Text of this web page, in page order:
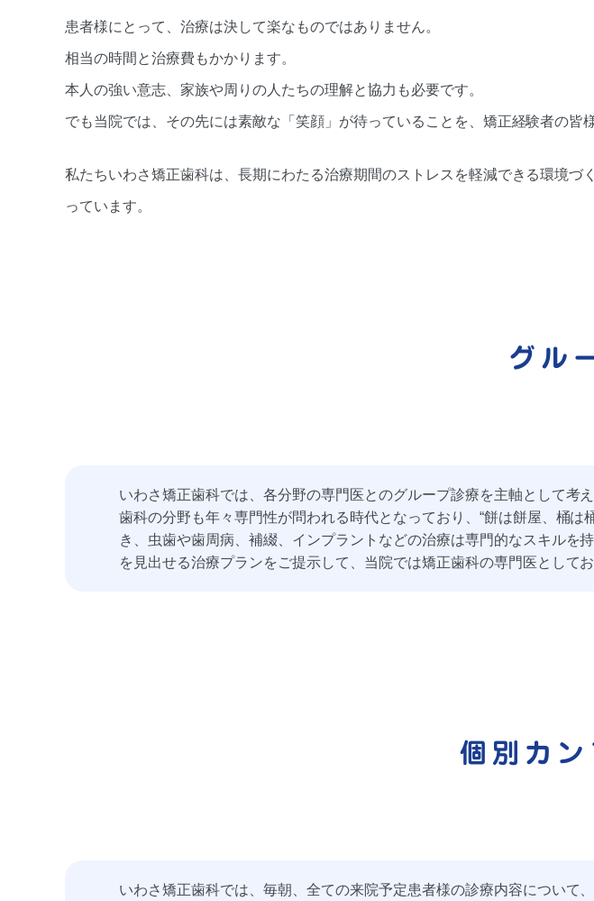
患者様にとって、治療は決して楽なものではありません。
相当の時間と治療費もかかります。
本人の強い意志、家族や周りの人たちの理解と協力も必要です。
でも当院では、その先には素敵な「笑顔」が待っていることを、矯正経験者の皆
私たちいわさ矯正歯科は、長期にわたる治療期間のストレスを軽減できる環境
っています。
グル
いわさ矯正歯科では、各分野の専門医とのグループ診療を主軸として考
歯科の分野も年々専門性が問われる時代となっており、“餅は餅屋、桶
き、虫歯や歯周病、補綴、インプラントなどの治療は専門的なスキル
を見出せる治療プランをご提示して、当院では矯正歯科の専門医として
個別カン
いわさ矯正歯科では、毎朝、全ての来院予定患者様の診療内容について